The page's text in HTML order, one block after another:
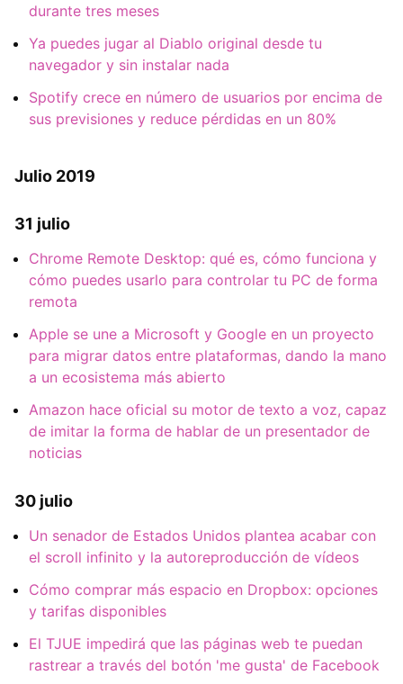
durante tres meses
Ya puedes jugar al Diablo original desde tu
navegador y sin instalar nada
Spotify crece en número de usuarios por encima de
sus previsiones y reduce pérdidas en un 80%
Julio 2019
31 julio
Chrome Remote Desktop: qué es, cómo funciona y
cómo puedes usarlo para controlar tu PC de forma
remota
Apple se une a Microsoft y Google en un proyecto
para migrar datos entre plataformas, dando la mano
a un ecosistema más abierto
Amazon hace oficial su motor de texto a voz, capaz
de imitar la forma de hablar de un presentador de
noticias
30 julio
Un senador de Estados Unidos plantea acabar con
el scroll infinito y la autoreproducción de vídeos
Cómo comprar más espacio en Dropbox: opciones
y tarifas disponibles
El TJUE impedirá que las páginas web te puedan
rastrear a través del botón 'me gusta' de Facebook